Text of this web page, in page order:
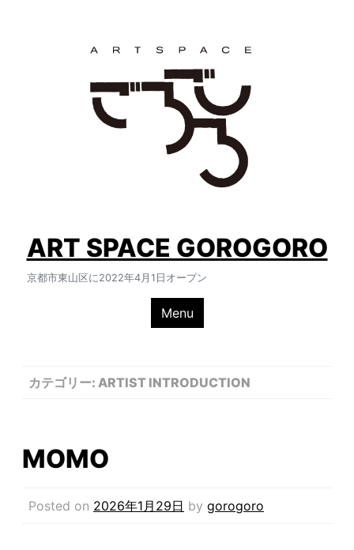
ART SPACE GOROGORO
京都市東山区に2022年4月1日オープン
Menu
カテゴリー: ARTIST INTRODUCTION
MOMO
Posted on 2026年1月29日 by gorogoro